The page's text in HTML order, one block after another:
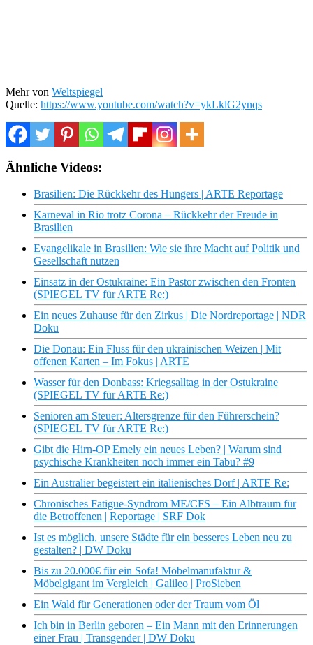
Mehr von Weltspiegel
Quelle: https://www.youtube.com/watch?v=ykLklG2ynqs
Ähnliche Videos:
Brasilien: Die Rückkehr des Hungers | ARTE Reportage
Karneval in Rio trotz Corona – Rückkehr der Freude in
Brasilien
Evangelikale in Brasilien: Wie sie ihre Macht auf Politik und
Gesellschaft nutzen
Einsatz in der Ostukraine: Ein Pastor zwischen den Fronten
(SPIEGEL TV für ARTE Re:)
Ein neues Zuhause für den Zirkus | Die Nordreportage | NDR
Doku
Die Donau: Ein Fluss für den ukrainischen Weizen | Mit
offenen Karten – Im Fokus | ARTE
Wasser für den Donbass: Kriegsalltag in der Ostukraine
(SPIEGEL TV für ARTE Re:)
Senioren am Steuer: Altersgrenze für den Führerschein?
(SPIEGEL TV für ARTE Re:)
Gibt die Hirn-OP Emely ein neues Leben? | Warum sind
psychische Krankheiten noch immer ein Tabu? #9
Ein Australier begeistert ein italienisches Dorf | ARTE Re:
Chronisches Fatigue-Syndrom ME/CFS – Ein Albtraum für
die Betroffenen | Reportage | SRF Dok
Ist es möglich, unsere Städte für ein besseres Leben neu zu
gestalten? | DW Doku
Bis zu 20.000€ für ein Sofa! Möbelmanufaktur &
Möbelgigant im Vergleich | Galileo | ProSieben
Ein Wald für Generationen oder der Traum vom Öl
Ich bin in Berlin geboren – Ein Mann mit den Erinnerungen
einer Frau | Transgender | DW Doku